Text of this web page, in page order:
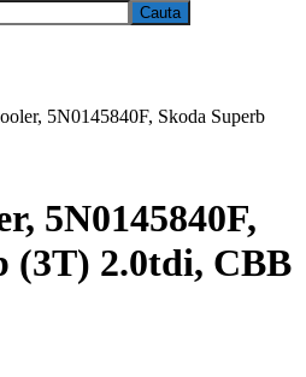
5N0145840F, Skoda Superb
5N0145840F,
(3T) 2.0tdi, CBB